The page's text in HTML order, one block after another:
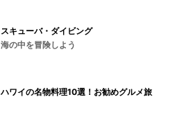
スキューバ・ダイビング
海の中を冒険しよう
ハワイの名物料理10選！お勧めグルメ旅